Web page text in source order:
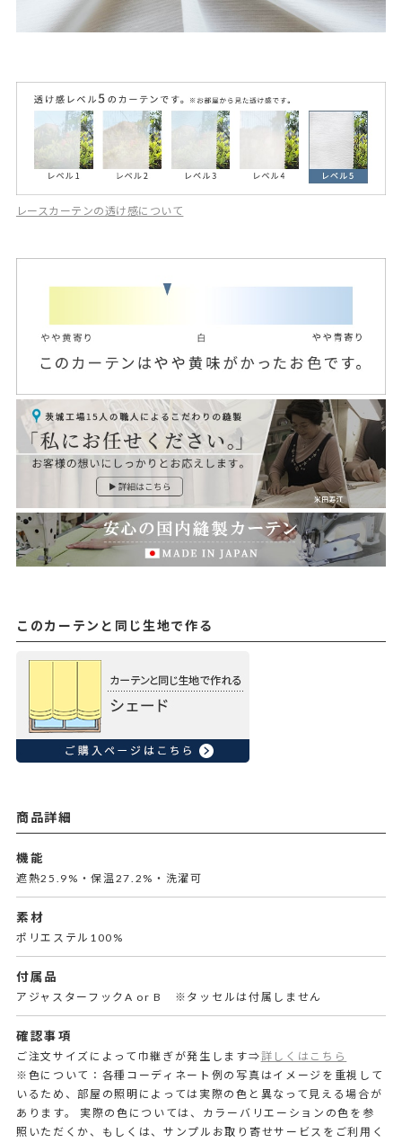
レースカーテンの透け感について
このカーテンと同じ生地で作る
商品詳細
機能
遮熱25.9%・保温27.2%・洗濯可
素材
ポリエステル100%
付属品
アジャスターフックA or B ※タッセルは付属しません
確認事項
ご注文サイズによって巾継ぎが発生します⇒詳しくはこちら
※色について：各種コーディネート例の写真はイメージを重視して
いるため、部屋の照明によっては実際の色と異なって見える場合が
あります。 実際の色については、カラーバリエーションの色を参
照いただくか、もしくは、サンプルお取り寄せサービスをご利用く